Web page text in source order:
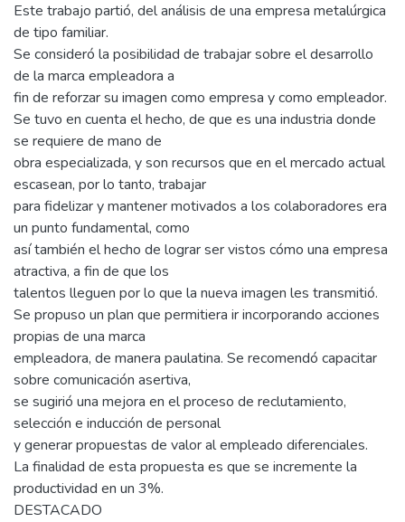
Este trabajo partió, del análisis de una empresa metalúrgica
de tipo familiar.
Se consideró la posibilidad de trabajar sobre el desarrollo
de la marca empleadora a
fin de reforzar su imagen como empresa y como empleador.
Se tuvo en cuenta el hecho, de que es una industria donde
se requiere de mano de
obra especializada, y son recursos que en el mercado actual
escasean, por lo tanto, trabajar
para fidelizar y mantener motivados a los colaboradores era
un punto fundamental, como
así también el hecho de lograr ser vistos cómo una empresa
atractiva, a fin de que los
talentos lleguen por lo que la nueva imagen les transmitió.
Se propuso un plan que permitiera ir incorporando acciones
propias de una marca
empleadora, de manera paulatina. Se recomendó capacitar
sobre comunicación asertiva,
se sugirió una mejora en el proceso de reclutamiento,
selección e inducción de personal
y generar propuestas de valor al empleado diferenciales.
La finalidad de esta propuesta es que se incremente la
productividad en un 3%.
DESTACADO